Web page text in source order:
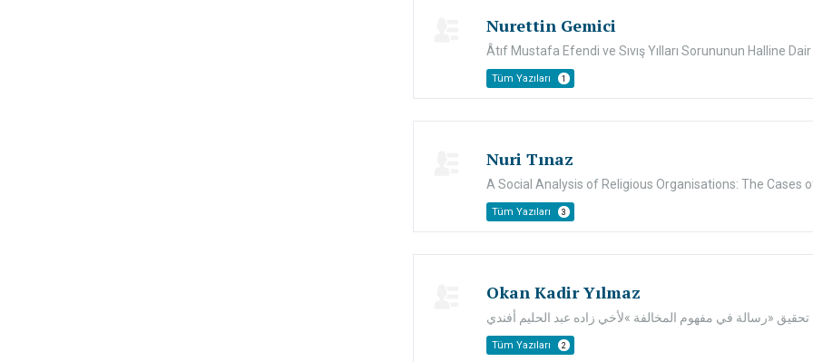
Nurettin Gemici
Âtıf Mustafa Efendi ve Sıvış Yılları Sorununun Halline Dair
Tüm Yazıları 1
Nuri Tınaz
A Social Analysis of Religious Organisations: The Cases of
Tüm Yazıları 3
Okan Kadir Yılmaz
تحقيق «رسالة في مفهوم المخالفة »لأخي زاده عبد الحليم أفندي
Tüm Yazıları 2